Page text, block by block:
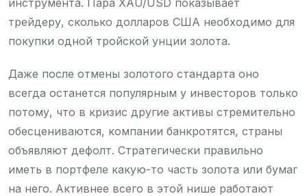
трейдеру, сколько долларов США необходимо для
покупки одной тройской унции золота.
Даже после отмены золотого стандарта оно
всегда останется популярным у инвесторов только
потому, что в кризис другие активы стремительно
обесцениваются, компании банкротятся, страны
объявляют дефолт. Стратегически правильно
иметь в портфеле какую-то часть золота или бумаг
на него. Активнее всего в этой нише работают